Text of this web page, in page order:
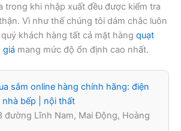
trong khi nhập xuất đều được kiểm tra
Vì như thế chúng tôi dám chắc luôn
khách hàng tất cả mặt hàng quạt
giá mang mức độ ổn định cao nhất.
sắm online hàng chính hãng: điện
bếp | nội thất
đường Lĩnh Nam, Mai Động, Hoàng